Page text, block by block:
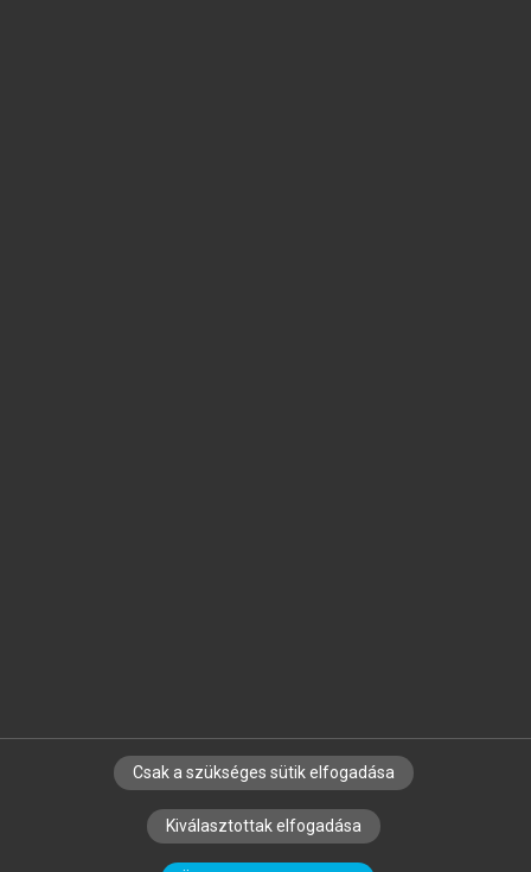
SZERZŐKNEK CÉGEKNEK KÖNYVTÁROSOKNAK
SZERKESZTÉSI ÉS LEKTORÁLÁSI ALAPELVEK
Csak a szükséges sütik elfogadása
Kiválasztottak elfogadása